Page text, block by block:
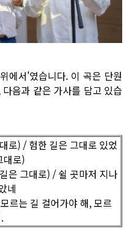
에서'였습니다. 이 곡은 단원
음과 같은 가사를 담고 있습
로) / 험한 길은 그대로 있었
대로)
은 그대로) / 쉴 곳마저 지나
네
르는 길 걸어가야 해, 모르